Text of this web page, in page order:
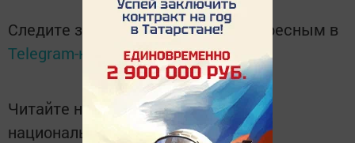
Следите за самым важным и интересным в
Telegram-каналеТатмедиа
Читайте новости Татарстана в
национальном мессенджере MАХ: